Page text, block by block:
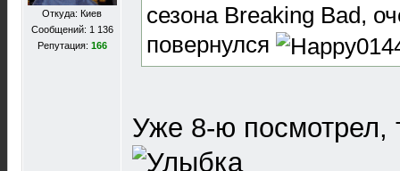
Откуда: Киев
Сообщений: 1 136
Репутация: 166
сезона Breaking Bad,
повернулся
Уже 8-ю посмотрел,